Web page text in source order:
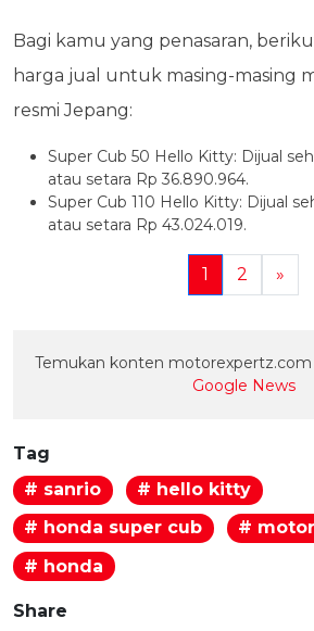
Bagi kamu yang penasaran,
harga jual untuk masing-masing
resmi Jepang:
Super Cub 50 Hello Kitty: Dijual
atau setara Rp 36.890.964.
Super Cub 110 Hello Kitty: Dijual
atau setara Rp 43.024.019.
1 2 »
Temukan konten motorexpertz.com
Google News
Tag
# sanrio
# hello kitty
# honda super cub
#
# honda
Share